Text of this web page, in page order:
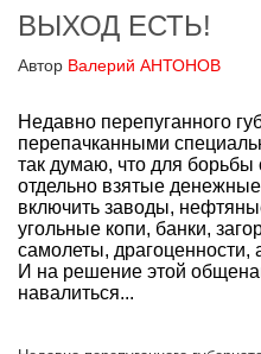
ВЫХОД ЕСТЬ!
Автор Валерий АНТОНОВ
Недавно перепуганного
перепачканными
так думаю, что для борьбы
отдельно взятые
включить заводы,
угольные копи, банки,
самолеты,
И на решение этой
навалиться...